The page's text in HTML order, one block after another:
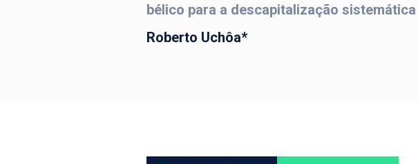
bélico para a descapitalização
Roberto Uchôa*